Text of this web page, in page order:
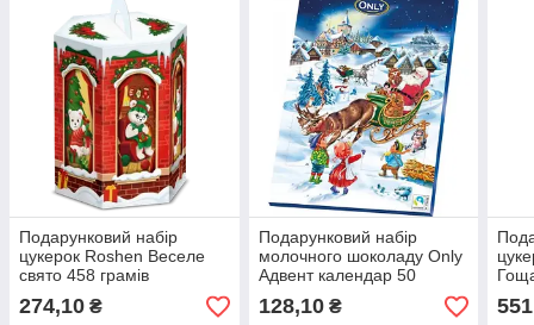
Подарунковий набір
цукерок Roshen Веселе
свято 458 грамів
274,10 ₴
Подарунковий набір
молочного шоколаду Only
Адвент календар 50
грамів
128,10₴
22